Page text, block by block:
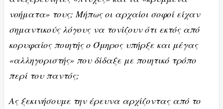
νοήματα» τους; Μήπως οι αρχαίοι σοφοί είχαν
σημαντικούς λόγους να τονίζουν ότι εκτός από
κορυφαίος ποιητής ο Όμηρος υπήρξε και μέγας
«αλληγοριστής» που δίδαξε με ποιητικό τρόπο
περί του παντός;
Ας ξεκινήσουμε την έρευνα αρχίζοντας από το